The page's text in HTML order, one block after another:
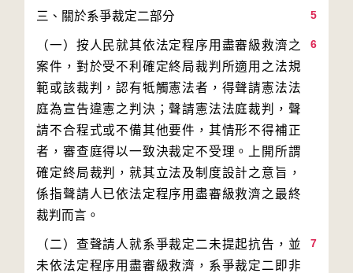
5
6
（一）按人民就其依法定程序用盡審級救濟之
案件，對於受不利確定終局裁判所適用之法規
範或該裁判，認有牴觸憲法者，得聲請憲法法
庭為宣告違憲之判決；聲請憲法法庭裁判，聲
請不合程式或不備其他要件，其情形不得補正
者，審查庭得以一致決裁定不受理。上開所謂
確定終局裁判，就其立法及制度設計之意旨，
係指聲請人已依法定程序用盡審級救濟之最終
7
（二）查聲請人就系爭裁定二未提起抗告，並
未依法定程序用盡審級救濟，系爭裁定二即非